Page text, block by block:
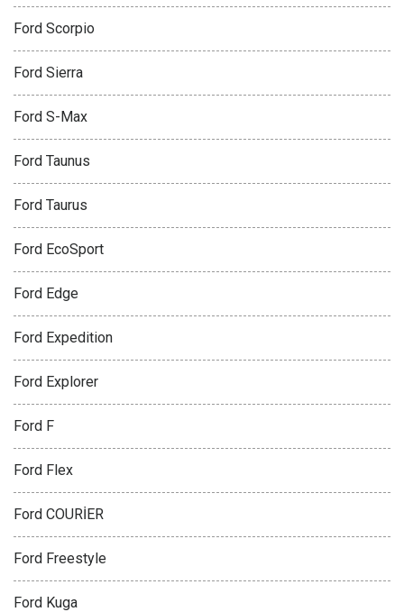
Ford Scorpio
Ford Sierra
Ford S-Max
Ford Taunus
Ford Taurus
Ford EcoSport
Ford Edge
Ford Expedition
Ford Explorer
Ford F
Ford Flex
Ford COURİER
Ford Freestyle
Ford Kuga